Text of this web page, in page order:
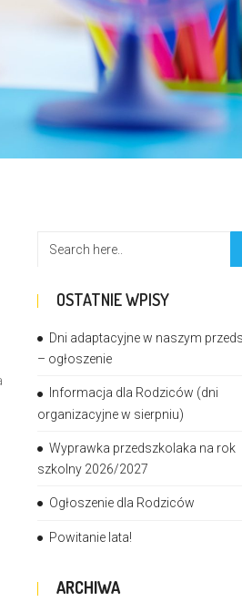
OSTATNIE WPISY
Dni adaptacyjne w naszym
– ogłoszenie
Informacja dla Rodziców (dni
organizacyjne w sierpniu)
Wyprawka przedszkolaka na rok
szkolny 2026/2027
Ogłoszenie dla Rodziców
Powitanie lata!
ARCHIWA